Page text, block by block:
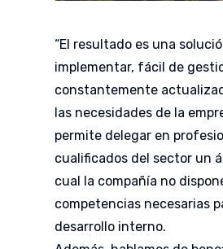
“El resultado es una
implementar, fácil de
constantemente
las necesidades de la
permite delegar en
cualificados del sector un
cual la compañía no
competencias necesarias
desarrollo interno.